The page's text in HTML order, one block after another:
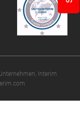
Interim